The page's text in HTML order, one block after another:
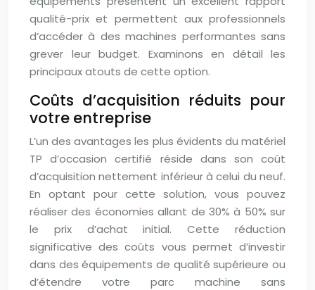
qualité-prix et permettent aux professionnels
d’accéder à des machines performantes sans
grever leur budget. Examinons en détail les
principaux atouts de cette option.
Coûts d’acquisition réduits pour
votre entreprise
L’un des avantages les plus évidents du matériel
TP d’occasion certifié réside dans son coût
d’acquisition nettement inférieur à celui du neuf.
En optant pour cette solution, vous pouvez
réaliser des économies allant de 30% à 50% sur
le prix d’achat initial. Cette réduction
significative des coûts vous permet d’investir
dans des équipements de qualité supérieure ou
d’étendre votre parc machine sans